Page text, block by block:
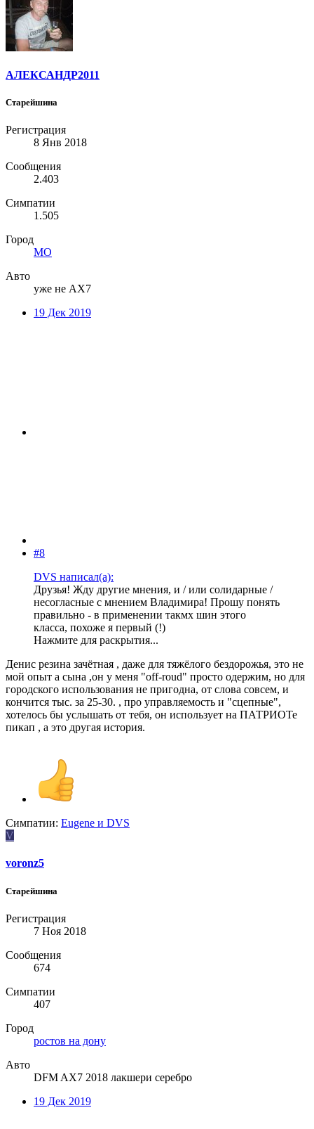
АЛЕКСАНДР2011
Старейшина
Регистрация
8 Янв 2018
Сообщения
2.403
Симпатии
1.505
Город
МО
Авто
уже не АХ7
19 Дек 2019
#8
DVS написал(а):
Друзья! Жду другие мнения, и / или солидарные /
несогласные с мнением Владимира! Прошу понять
правильно - в применении такмх шин этого
класса, похоже я первый (!)
Нажмите для раскрытия...
Денис резина зачётная , даже для тяжёлого бездорожья, это не
мой опыт а сына ,он у меня "off-roud" просто одержим, но для
городского использования не пригодна, от слова совсем, и
кончится тыс. за 25-30. , про управляемость и "сцепные",
хотелось бы услышать от тебя, он использует на ПАТРИОТе
пикап , а это другая история.
Симпатии: Eugene и DVS
V
voronz5
Старейшина
Регистрация
7 Ноя 2018
Сообщения
674
Симпатии
407
Город
ростов на дону
Авто
DFM AX7 2018 лакшери серебро
19 Дек 2019